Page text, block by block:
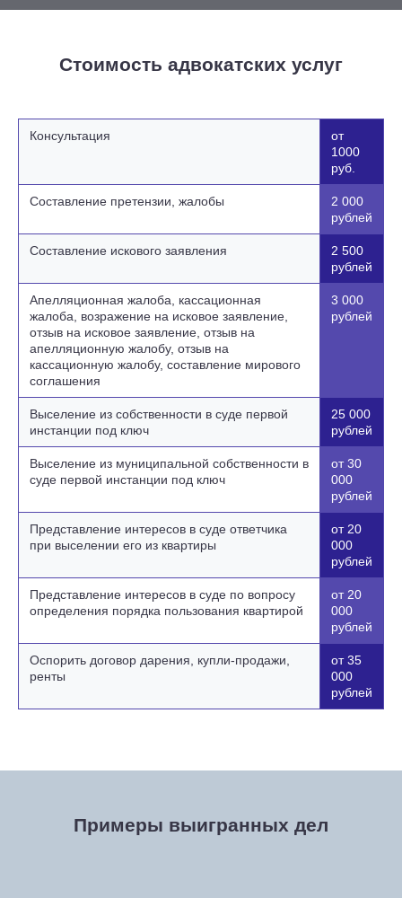
Стоимость адвокатских услуг
Консультация
от
1000
руб.
Составление претензии, жалобы
2 000
рублей
Составление искового заявления
2 500
рублей
Апелляционная жалоба, кассационная
жалоба, возражение на исковое заявление,
отзыв на исковое заявление, отзыв на
апелляционную жалобу, отзыв на
кассационную жалобу, составление мирового
соглашения
3 000
рублей
Выселение из собственности в суде первой
инстанции под ключ
25 000
рублей
Выселение из муниципальной собственности в
суде первой инстанции под ключ
от 30
000
рублей
Представление интересов в суде ответчика
при выселении его из квартиры
от 20
000
рублей
Представление интересов в суде по вопросу
определения порядка пользования квартирой
от 20
000
рублей
Оспорить договор дарения, купли-продажи,
ренты
от 35
000
рублей
Примеры выигранных дел